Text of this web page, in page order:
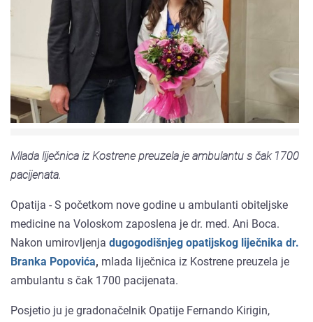
Mlada liječnica iz Kostrene preuzela je ambulantu s čak 1700
pacijenata.
Opatija - S početkom nove godine u ambulanti obiteljske
medicine na Voloskom zaposlena je dr. med. Ani Boca.
Nakon umirovljenja dugogodišnjeg opatijskog liječnika dr.
Branka Popovića, mlada liječnica iz Kostrene preuzela je
ambulantu s čak 1700 pacijenata.
Posjetio ju je gradonačelnik Opatije Fernando Kirigin,